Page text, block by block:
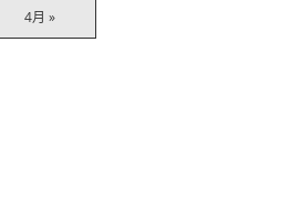
4月 »